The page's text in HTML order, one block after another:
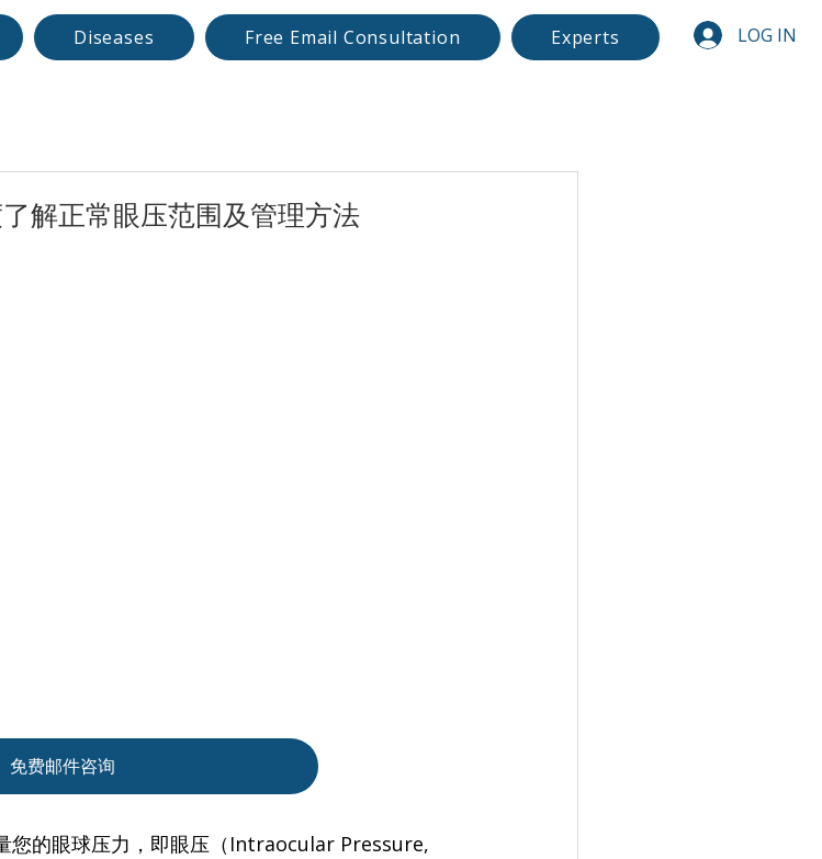
Diseases Free Email Consultation Experts LOG IN
解正常眼压范围及管理方法
免费邮件咨询
您的眼球压力，即眼压（Intraocular Pressure,